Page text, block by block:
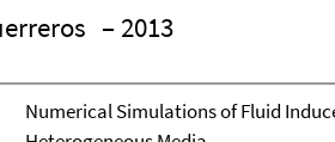
– 2013
Numerical Simulations of Fluid